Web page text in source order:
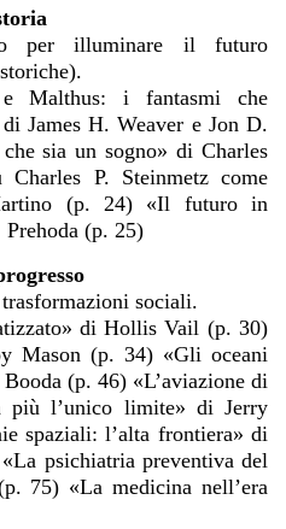
per illuminare il futuro
Malthus: i fantasmi che
James H. Weaver e Jon D.
sia un sogno» di Charles
P. Steinmetz come
(p. 24) «Il futuro in
(p. 25)
sociali.
di Hollis Vail (p. 30)
Mason (p. 34) «Gli oceani
(p. 46) «L’aviazione di
più l’unico limite» di Jerry
spaziali: l’alta frontiera» di
psichiatria preventiva del
75) «La medicina nell’era